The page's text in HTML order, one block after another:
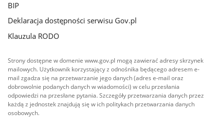
BIP
Deklaracja dostępności serwisu Gov.pl
Klauzula RODO
Strony dostępne w domenie www.gov.pl mogą zawierać adresy skrzynek
mailowych. Użytkownik korzystający z odnośnika będącego adresem e-
mail zgadza się na przetwarzanie jego danych (adres e-mail oraz
dobrowolnie podanych danych w wiadomości) w celu przesłania
odpowiedzi na przesłane pytania. Szczegóły przetwarzania danych przez
każdą z jednostek znajdują się w ich politykach przetwarzania danych
osobowych.